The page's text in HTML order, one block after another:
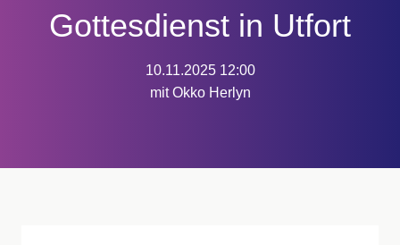
Gottesdienst in Utfort
10.11.2025 12:00
mit Okko Herlyn